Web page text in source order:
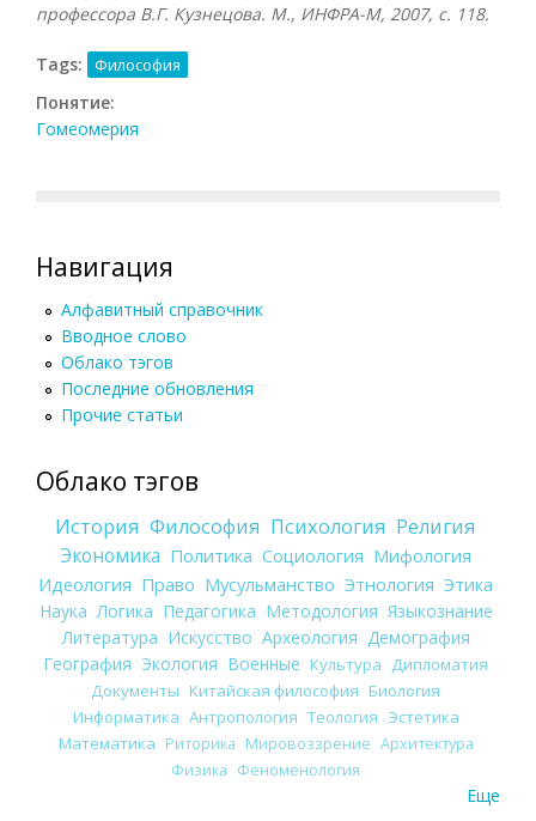
профессора В.Г. Кузнецова. М., ИНФРА-М, 2007, с. 118.
Tags: Философия
Понятие:
Гомеомерия
Навигация
Алфавитный справочник
Вводное слово
Облако тэгов
Последние обновления
Прочие статьи
Облако тэгов
История Философия Психология Религия
Экономика Политика Социология Мифология
Идеология Право Мусульманство Этнология Этика
Наука Логика Педагогика Методология Языкознание
Литература Искусство Археология Демография
География Экология Военные Культура
Дипломатия
Документы Китайская философия Биология
Информатика Антропология Теология Эстетика
Математика Риторика Мировоззрение Архитектура
Физика Феноменология
Еще